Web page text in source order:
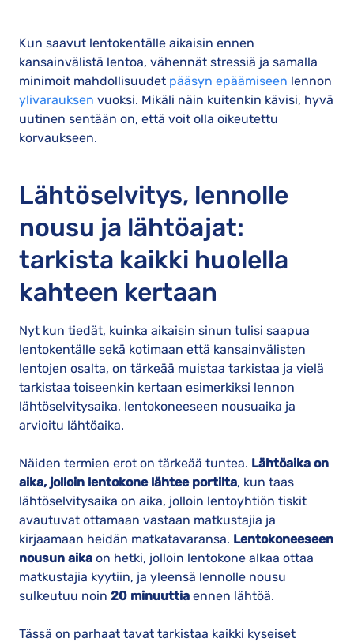
Kun saavut lentokentälle aikaisin ennen
kansainvälistä lentoa, vähennät stressiä ja samalla
minimoit mahdollisuudet pääsyn epäämiseen lennon
ylivarauksen vuoksi. Mikäli näin kuitenkin kävisi, hyvä
uutinen sentään on, että voit olla oikeutettu
korvaukseen.
Lähtöselvitys, lennolle
nousu ja lähtöajat:
tarkista kaikki huolella
kahteen kertaan
Nyt kun tiedät, kuinka aikaisin sinun tulisi saapua
lentokentälle sekä kotimaan että kansainvälisten
lentojen osalta, on tärkeää muistaa tarkistaa ja vielä
tarkistaa toiseenkin kertaan esimerkiksi lennon
lähtöselvitysaika, lentokoneeseen nousuaika ja
arvioitu lähtöaika.
Näiden termien erot on tärkeää tuntea. Lähtöaika on
aika, jolloin lentokone lähtee portilta, kun taas
lähtöselvitysaika on aika, jolloin lentoyhtiön tiskit
avautuvat ottamaan vastaan matkustajia ja
kirjaamaan heidän matkatavaransa. Lentokoneeseen
nousun aika on hetki, jolloin lentokone alkaa ottaa
matkustajia kyytiin, ja yleensä lennolle nousu
sulkeutuu noin 20 minuuttia ennen lähtöä.
Tässä on parhaat tavat tarkistaa kaikki kyseiset